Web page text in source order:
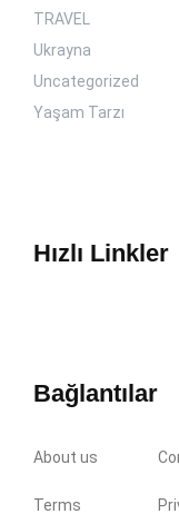
TRAVEL
Ukrayna
Uncategorized
Yaşam Tarzı
Hızlı Linkler
Bağlantılar
About us
Terms